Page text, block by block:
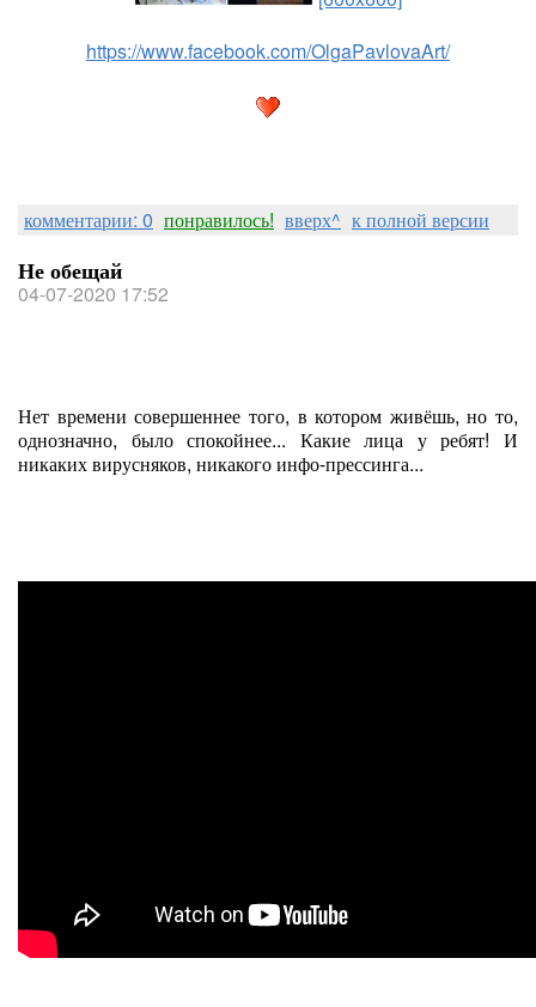
https://www.facebook.com/OlgaPavlovaArt/
комментарии: 0 понравилось! вверх^ к полной версии
Не обещай
04-07-2020 17:52
Нет времени совершеннее того, в котором живёшь, но то,
однозначно, было спокойнее... Какие лица у ребят! И
никаких вирусняков, никакого инфо-прессинга...